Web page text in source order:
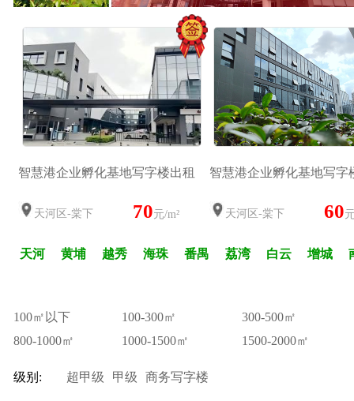
智慧港企业孵化基地写字楼出租
天河区-棠下 70元/m²
智慧港企业孵化基地写字
天河区-棠下 60
天河 黄埔 越秀 海珠 番禺 荔湾 白云 增城
100㎡以下 100-300㎡
300-500㎡
800-1000㎡
1000-1500㎡ 1500-2000㎡
级别: 超甲级 甲级 商务写字楼